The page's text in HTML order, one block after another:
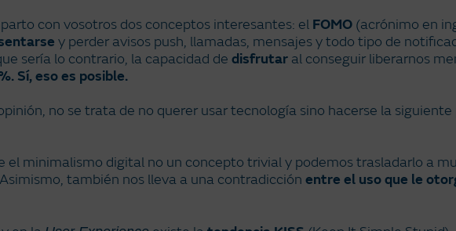
con vosotros dos conceptos interesantes: el FOMO (acrónimo en
y perder avisos push, llamadas, mensajes y todo tipo de
sería lo contrario, la capacidad de disfrutar al conseguir liberarnos
Sí, eso es posible.
no se trata de no querer usar tecnología sino hacerse la
el minimalismo digital no un concepto trivial y podemos trasladarlo a
también nos lleva a una contradicción entre el uso que le